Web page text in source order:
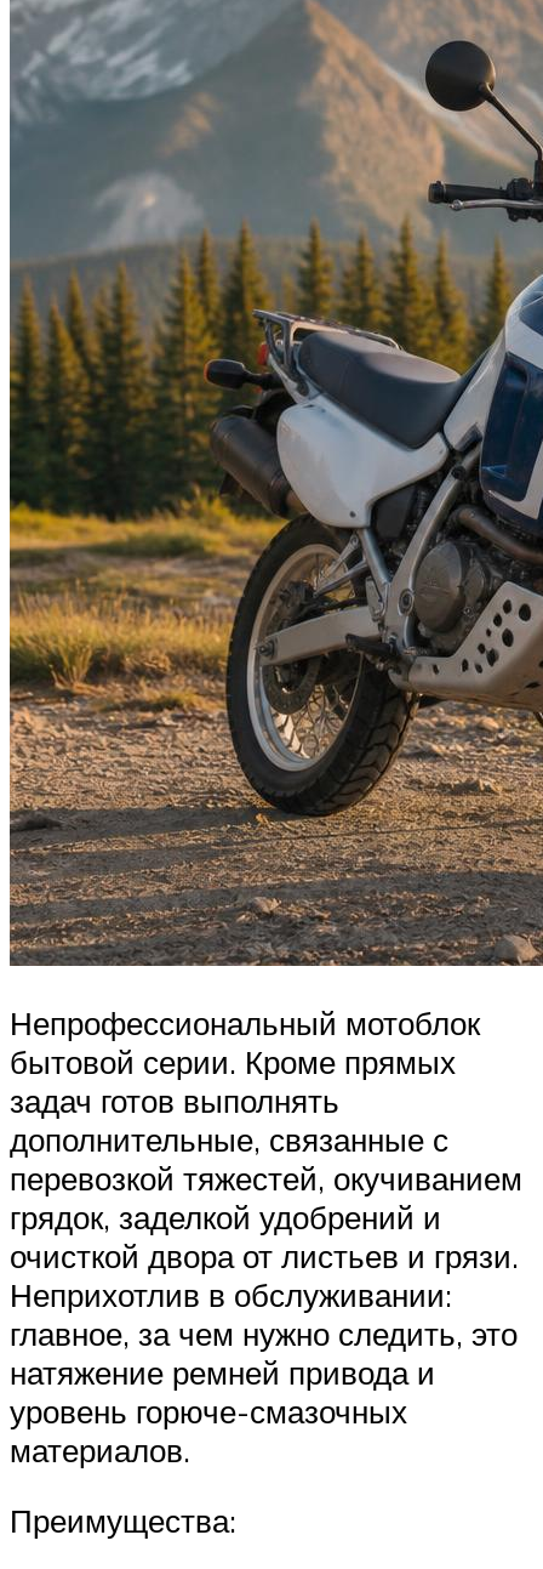
Непрофессиональный мотоблок
бытовой серии. Кроме прямых
задач готов выполнять
дополнительные, связанные с
перевозкой тяжестей, окучиванием
грядок, заделкой удобрений и
очисткой двора от листьев и грязи.
Неприхотлив в обслуживании:
главное, за чем нужно следить, это
натяжение ремней привода и
уровень горюче-смазочных
материалов.
Преимущества: